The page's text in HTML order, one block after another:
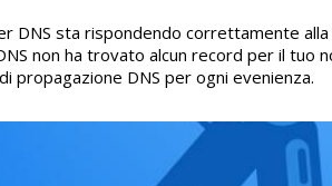
DNS sta rispondendo correttamente
non ha trovato alcun record per il tuo
propagazione DNS per ogni evenienza.